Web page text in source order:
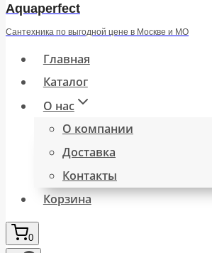
Aquaperfect
Сантехника по выгодной цене в Москве и МО
Главная
Каталог
О нас
О компании
Доставка
Контакты
Корзина
0